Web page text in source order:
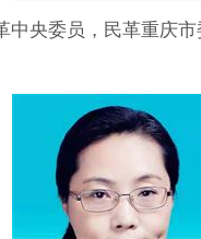
中央委员，民革重庆